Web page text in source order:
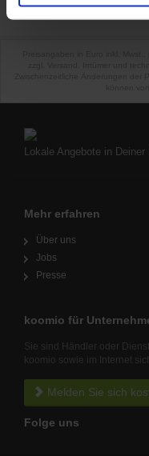
Lokale Angebote in Deiner
Mehr erfahren
Über uns
Jobs
Presse
koomio für
Sie sind Händler oder
koomio sowie im Internet
Melden Sie sich
Folge uns